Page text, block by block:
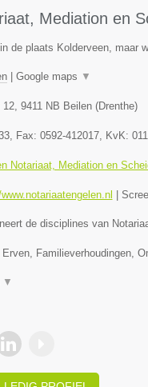
Mediation en
de plaats Kolderveen, maar
| Google maps ▼
12, 9411 NB Beilen(Drenthe)
, Fax: 0592-412017, KvK:
Notariaat, Mediation en
de disciplines van
Familieverhoudingen,
▼